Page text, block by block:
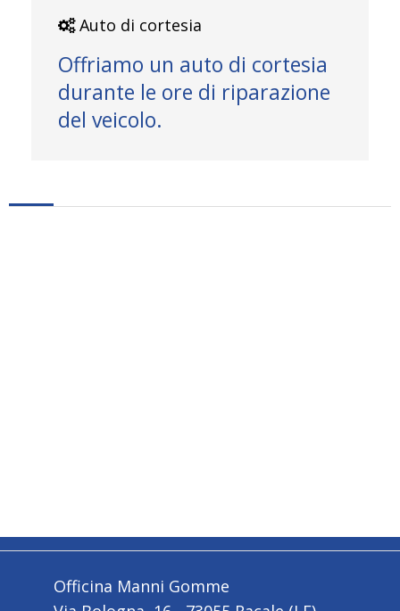
Auto di cortesia
Offriamo un auto di cortesia
durante le ore di riparazione
del veicolo.
Officina Manni Gomme